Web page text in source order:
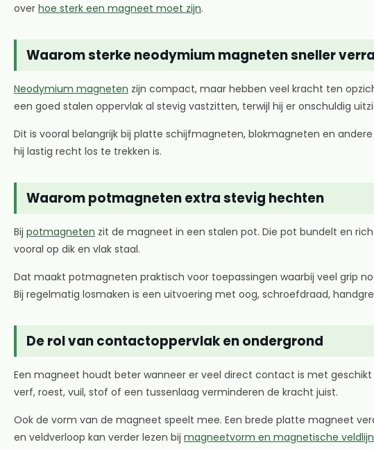
over hoe sterk een magneet moet zijn.
Waarom sterke neodymium magneten sneller
Neodymium magneten zijn compact, maar hebben veel kracht ten
een goed stalen oppervlak al stevig vastzitten, terwijl hij er onschuldig
Dit is vooral belangrijk bij platte schijfmagneten, blokmagneten en
hij lastig recht los te trekken is.
Waarom potmagneten extra stevig hechten
Bij potmagneten zit de magneet in een stalen pot. Die pot bundelt en
vooral op dik en vlak staal.
Dat maakt potmagneten praktisch voor toepassingen waarbij veel grip
Bij regelmatig losmaken is een uitvoering met oog, schroefdraad,
De rol van contactoppervlak en ondergrond
Een magneet houdt beter wanneer er veel direct contact is met
verf, roest, vuil, stof of een tussenlaag verminderen de kracht juist.
Ook de vorm van de magneet speelt mee. Een brede platte magneet
en veldverloop kan verder lezen bij magneetvorm en magnetische